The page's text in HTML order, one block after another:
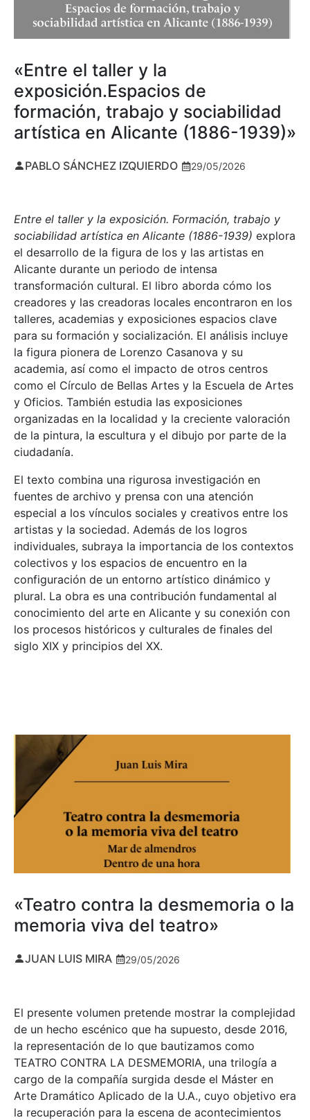
«Entre el taller y la
exposición.Espacios de
formación, trabajo y sociabilidad
artística en Alicante (1886-1939)»
PABLO SÁNCHEZ IZQUIERDO 29/05/2026
Entre el taller y la exposición. Formación, trabajo y
sociabilidad artística en Alicante (1886-1939) explora
el desarrollo de la figura de los y las artistas en
Alicante durante un periodo de intensa
transformación cultural. El libro aborda cómo los
creadores y las creadoras locales encontraron en los
talleres, academias y exposiciones espacios clave
para su formación y socialización. El análisis incluye
la figura pionera de Lorenzo Casanova y su
academia, así como el impacto de otros centros
como el Círculo de Bellas Artes y la Escuela de Artes
y Oficios. También estudia las exposiciones
organizadas en la localidad y la creciente valoración
de la pintura, la escultura y el dibujo por parte de la
ciudadanía.
El texto combina una rigurosa investigación en
fuentes de archivo y prensa con una atención
especial a los vínculos sociales y creativos entre los
artistas y la sociedad. Además de los logros
individuales, subraya la importancia de los contextos
colectivos y los espacios de encuentro en la
configuración de un entorno artístico dinámico y
plural. La obra es una contribución fundamental al
conocimiento del arte en Alicante y su conexión con
los procesos históricos y culturales de finales del
siglo XIX y principios del XX.
«Teatro contra la desmemoria o la
memoria viva del teatro»
JUAN LUIS MIRA 29/05/2026
El presente volumen pretende mostrar la complejidad
de un hecho escénico que ha supuesto, desde 2016,
la representación de lo que bautizamos como
TEATRO CONTRA LA DESMEMORIA, una trilogía a
cargo de la compañía surgida desde el Máster en
Arte Dramático Aplicado de la U.A., cuyo objetivo era
la recuperación para la escena de acontecimientos